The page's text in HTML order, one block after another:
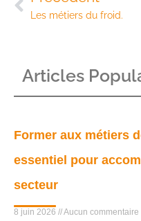
Les métiers du froid.
Articles
Former aux métiers
essentiel pour
secteur
8 juin 2026 Aucun commentaire